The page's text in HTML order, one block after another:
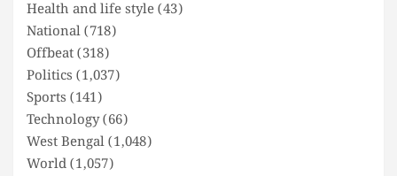
Health and life style(43)
National(718)
Offbeat(318)
Politics (1,037)
Sports (141)
Technology(66)
West Bengal(1,048)
World(1,057)